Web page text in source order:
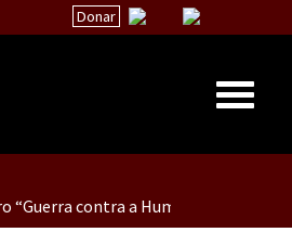
Donar
contra la Humanidad”
“Guerra contra a Humanidade”(As